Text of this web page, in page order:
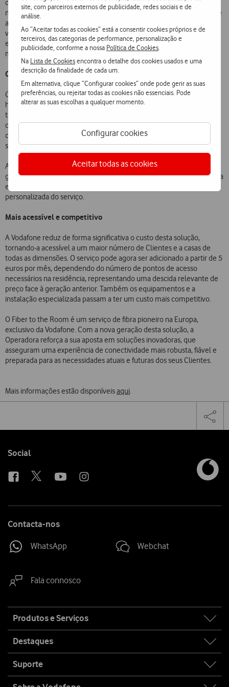
site, com parceiros externos de publicidade, redes sociais e de
análise.
Ao “Aceitar todas as cookies” está a consentir cookies próprios e de
terceiros, das categorias de performance, personalização e
publicidade, conforme a nossa Política de Cookies
Na Lista de Cookiesencontra o detalhe dos cookies usados e uma
descrição da finalidade de cada um.
Em alternativa, clique “Configurar cookies” onde pode gerir as suas
preferências, ou rejeitar todas as cookies não essenciais. Pode
alterar as suas escolhas a qualquer momento.
Configurar cookies
Aceitar todas as cookies
de última geração, totalmente integrado com a rede Vodafone para
melhor desempenho, a fibra transparente entra na casa e conecta-se
a pontos de acesso Wi-Fi 7 dedicados em cada divisão, permitindo
velocidades de 1 Gbps reais em toda a casa, para a melhor
experiência de internet e Wi-Fi em utilizações simultâneas e de
máxima exigência.
Cobertura completa em casa
Com componentes aprimorados, o novo FTTR assegura uma rede
homogénea (ainda mais estável e rápida, com baixa latência) em
todas as divisões,. Ideal para reforçar o desempenho em zonas
críticas da casa e suportar necessidades intensivas de conectividade,
como
em alta-definição,gamingonline ou utilização de
soluções desmart home.
A instalação é assegurada por técnicos especializados da Vodafone,
garantindo uma implementação profissional, com integração cuidada
e discreta da fibra no ambiente doméstico e uma configuração
personalizada do serviço.
Mais acessível e competitivo
A Vodafone reduz de forma significativa o custo desta solução,
tornando‑a acessível a um maior número de Clientes e a casas de
todas as dimensões. O serviço pode agora ser adicionado a partir de 5
euros por mês, dependendo do número de pontos de acesso
necessários na residência, representando uma descida relevante de
preço face à geração anterior. Também os equipamentos e a
instalação especializada passam a ter um custo mais competitivo.
O Fiber to the Room é um serviço de fibra pioneiro na Europa,
exclusivo da Vodafone. Com a nova geração desta solução, a
Operadora reforça a sua aposta em soluções inovadoras, que
asseguram uma experiência de conectividade mais robusta, fiável e
preparada para as necessidades atuais e futuras dos seus Clientes.
Mais informações estão disponíveisaqui.
social
Facebook
Follow
Social
Contacta-nos
WhatsApp Webchat
Fala connosco
map
Produtos e Serviços
Destaques
Suporte